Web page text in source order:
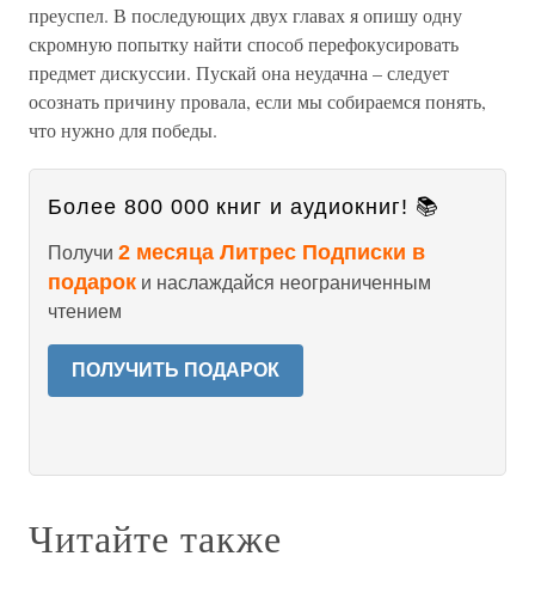
преуспел. В последующих двух главах я опишу одну
скромную попытку найти способ перефокусировать
предмет дискуссии. Пускай она неудачна – следует
осознать причину провала, если мы собираемся понять,
что нужно для победы.
Более 800 000 книг и аудиокниг! 📚
Получи 2 месяца Литрес Подписки в
подарок и наслаждайся неограниченным
чтением
ПОЛУЧИТЬ ПОДАРОК
Читайте также